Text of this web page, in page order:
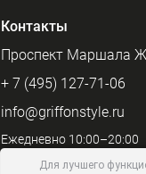
Контакты
Проспект Маршала
+ 7 (495) 127-71-06
info@griffonstyle.ru
Ежедневно 10:00–20:00
Для лучшего